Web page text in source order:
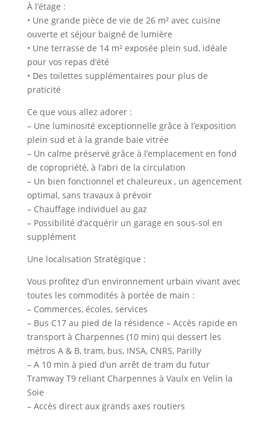
À l’étage :
• Une grande pièce de vie de 26 m² avec cuisine
ouverte et séjour baigné de lumière
• Une terrasse de 14 m² exposée plein sud, idéale
pour vos repas d’été
• Des toilettes supplémentaires pour plus de
praticité
Ce que vous allez adorer :
– Une luminosité exceptionnelle grâce à l’exposition
plein sud et à la grande baie vitrée
– Un calme préservé grâce à l’emplacement en fond
de copropriété, à l’abri de la circulation
– Un bien fonctionnel et chaleureux , un agencement
optimal, sans travaux à prévoir
– Chauffage individuel au gaz
– Possibilité d’acquérir un garage en sous-sol en
supplément
Une localisation Stratégique :
Vous profitez d’un environnement urbain vivant avec
toutes les commodités à portée de main :
– Commerces, écoles, services
– Bus C17 au pied de la résidence – Accès rapide en
transport à Charpennes (10 min) qui dessert les
métros A & B, tram, bus, INSA, CNRS, Parilly
– A 10 min à pied d’un arrêt de tram du futur
Tramway T9 reliant Charpennes à Vaulx en Velin la
Soie
– Accès direct aux grands axes routiers